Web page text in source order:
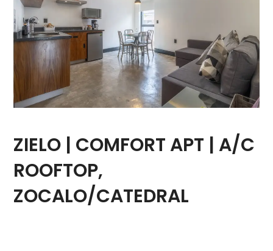
ZIELO | COMFORT APT | A/C
ROOFTOP,
ZOCALO/CATEDRAL